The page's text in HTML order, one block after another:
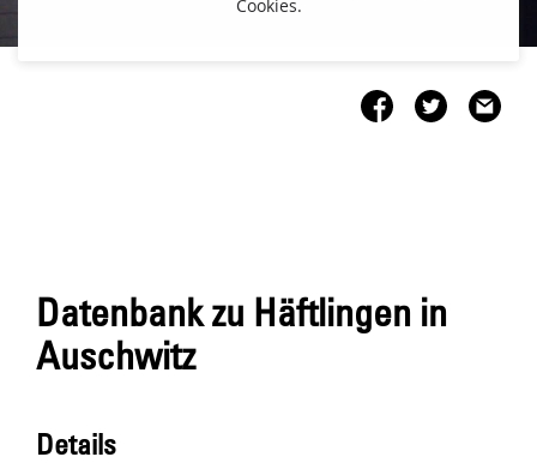
Cookies.
Datenbank zu Häftlingen in
Auschwitz
Details